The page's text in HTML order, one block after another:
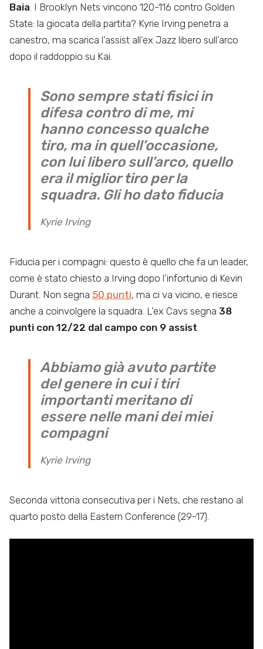
Baia . I Brooklyn Nets vincono 120-116 contro Golden
State: la giocata della partita? Kyrie Irving penetra a
canestro, ma scarica l’assist all’ex Jazz libero sull’arco
dopo il raddoppio su Kai.
Sono sempre stati fisici in
difesa contro di me, mi
hanno concesso qualche
tiro, ma in quell’occasione,
con lui libero sull’arco, quello
era il miglior tiro per la
squadra. Gli ho dato fiducia
Kyrie Irving
Fiducia per i compagni: questo è quello che fa un leader,
come è stato chiesto a Irving dopo l’infortunio di Kevin
Durant. Non segna 50 punti, ma ci va vicino, e riesce
anche a coinvolgere la squadra. L’ex Cavs segna 38
punti con 12/22 dal campo con 9 assist
Abbiamo già avuto partite
del genere in cui i tiri
importanti meritano di
essere nelle mani dei miei
compagni
Kyrie Irving
Seconda vittoria consecutiva per i Nets, che restano al
quarto posto della Eastern Conference (29-17).